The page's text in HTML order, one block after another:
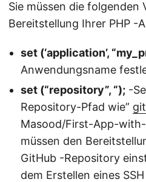
Sie müssen die folgenden
Bereitstellung Ihrer PHP -
set (‘application’,
Anwendungsname
set (“repository”, “); -
Repository-Pfad wie”
Masood/First-App-with-
müssen den
GitHub -Repository
dem Erstellen eines